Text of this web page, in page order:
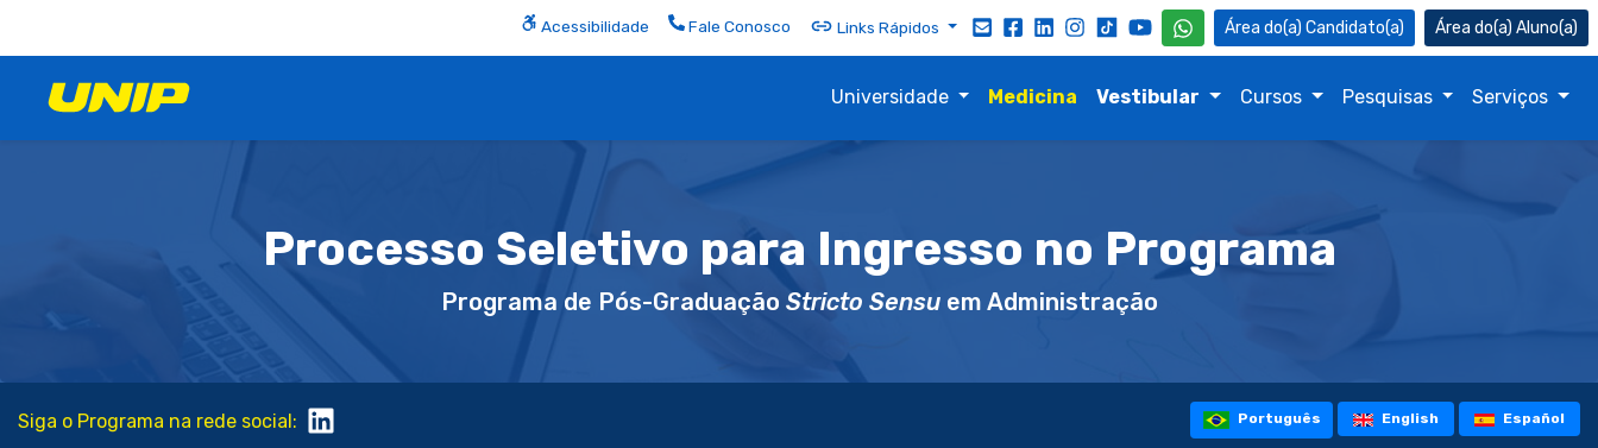
Acessibilidade Fale Conosco Links Rápidos Candidato(a) Aluno(a)
Universidade Medicina Vestibular Cursos Pesquisas Serviços
Processo Seletivo para Ingresso no Programa
Programa de Pós-Graduação Stricto Sensuem Administração
Siga o Programa na rede social: Português English Español